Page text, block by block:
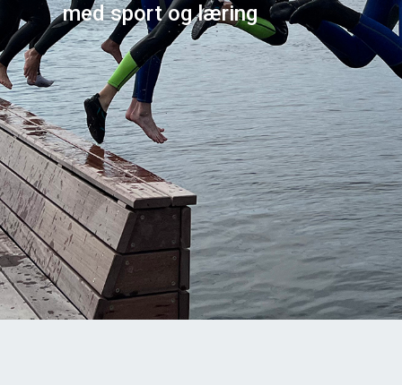
med sport og læring